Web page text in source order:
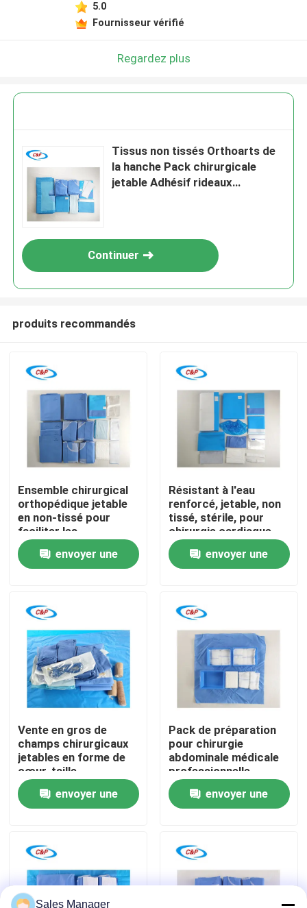
À la maison
Produits
Le spectacle VR
À propos de nous
Visite de l'usine
Contrôle de la qualité
Nouvelles
Les affaires
5.0
Fournisseur vérifié
Regardez plus
Tissus non tissés Orthoarts de
la hanche Pack chirurgicale
jetable Adhésif rideaux
Continuer
produits recommandés
Ensemble chirurgical
orthopédique jetable
en non-tissé pour
faciliter les
procédures
orthopédiques sûres
envoyer une
Résistant à l'eau
renforcé, jetable, non
tissé, stérile, pour
chirurgie cardiaque,
kit de drapes pour
chirurgie cardiaque
envoyer une
Vente en gros de
champs chirurgicaux
jetables en forme de
cœur, taille
personnalisée, pour
chirurgie
cardiovasculaire
envoyer une
Pack de préparation
pour chirurgie
abdominale médicale
professionnelle
Fabricant certifié CE
envoyer une
Sales Manager